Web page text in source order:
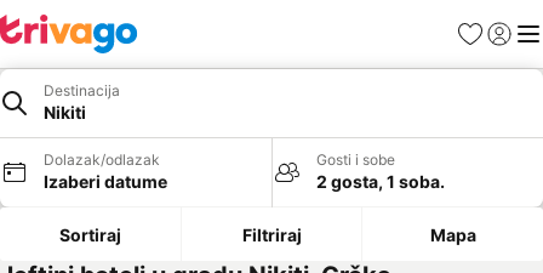
FavoritiPrijavi
Destinacija
Nikiti
Dolazak/odlazak
Izaberi datume
Gosti i sobe
2 gosta, 1 soba.
Sortiraj Filtriraj Mapa